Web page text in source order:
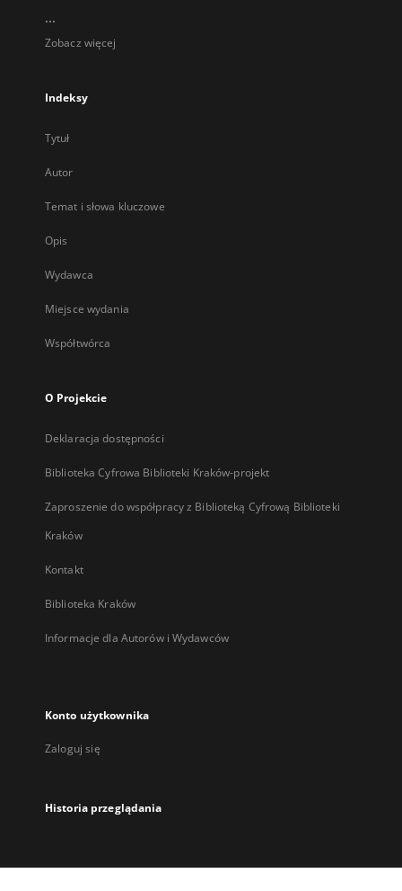
...
Zobacz więcej
Indeksy
Tytuł
Autor
Temat i słowa kluczowe
Opis
Wydawca
Miejsce wydania
Współtwórca
O Projekcie
Deklaracja dostępności
Biblioteka Cyfrowa Biblioteki Kraków-projekt
Zaproszenie do współpracy z Biblioteką Cyfrową Biblioteki
Kraków
Kontakt
Biblioteka Kraków
Informacje dla Autorów i Wydawców
Konto użytkownika
Zaloguj się
Historia przeglądania